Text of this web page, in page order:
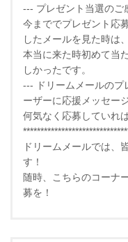
--- プレゼント当選のご
今まででプレゼント応
したメールを見た時は
本当に来た時初めて当
しかったです。
--- ドリームメールのプ
ーザーに応援メッセー
何気なく応募していれ
ドリームメールでは、
す！
随時、こちらのコーナ
募を！